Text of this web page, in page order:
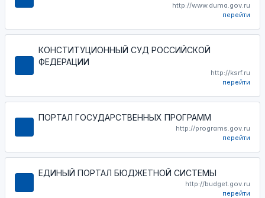
http://www.duma.gov.ru
перейти
КОНСТИТУЦИОННЫЙ СУД РОССИЙСКОЙ
ФЕДЕРАЦИИ
http://ksrf.ru
перейти
ПОРТАЛ ГОСУДАРСТВЕННЫХ ПРОГРАММ
http://programs.gov.ru
перейти
ЕДИНЫЙ ПОРТАЛ БЮДЖЕТНОЙ СИСТЕМЫ
http://budget.gov.ru
перейти